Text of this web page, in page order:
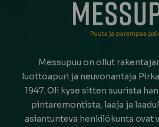
Messupuu on ollut
luottoapuri ja neuvonantaja
1947. Oli kyse sitten suurista
pintaremontista, laaja ja
asiantunteva henkilökunta ovat